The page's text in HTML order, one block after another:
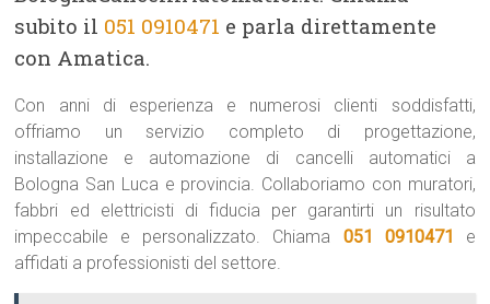
subito il 051 0910471 e parla direttamente
con Amatica.
Con anni di esperienza e numerosi clienti soddisfatti,
offriamo un servizio completo di progettazione,
installazione e automazione di cancelli automatici a
Bologna San Luca e provincia. Collaboriamo con muratori,
fabbri ed elettricisti di fiducia per garantirti un risultato
impeccabile e personalizzato. Chiama 051 0910471 e
affidati a professionisti del settore.